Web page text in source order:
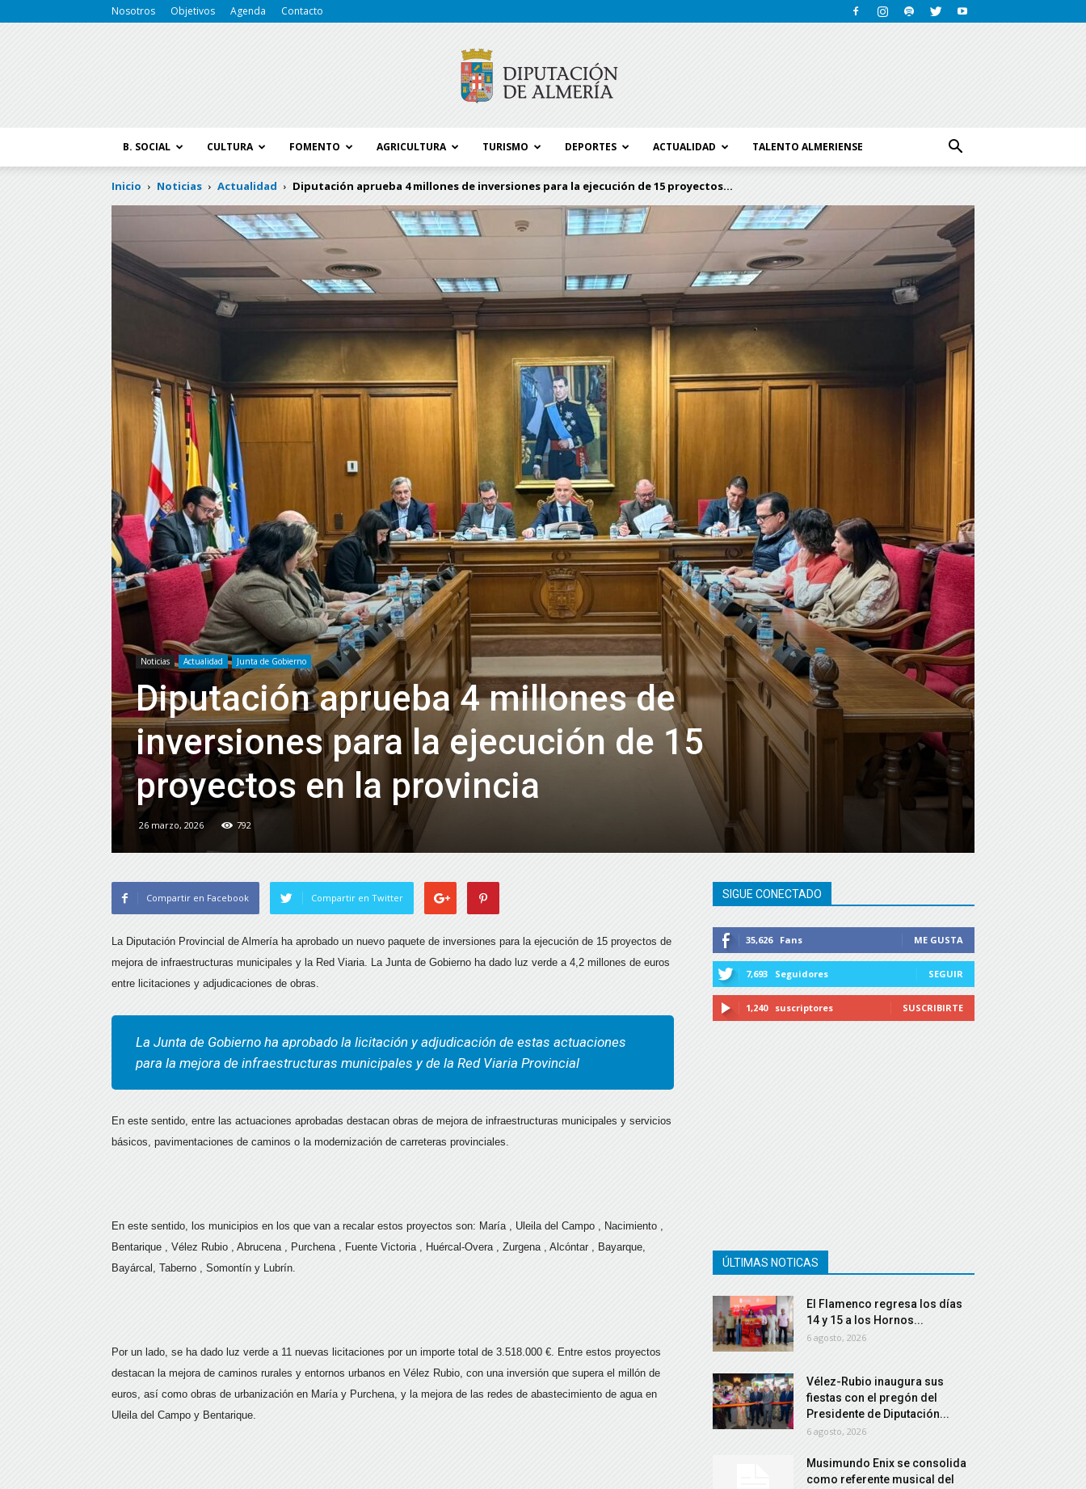
Nosotros Objetivos Agenda Contacto
de
Almería
B. SOCIAL CULTURA FOMENTO AGRICULTURA TURISMO DEPORTES ACTUALIDAD TALENTO ALMERIENSE
Inicio Noticias Actualidad Diputación aprueba 4 millones de inversiones para la ejecución de 15 proyectos...
Noticias Actualidad Junta de Gobierno
Diputación aprueba 4 millones de
inversiones para la ejecución de 15
proyectos en la provincia
26 marzo, 2026 792
Compartir en Facebook Compartir en Twitter
La Diputación Provincial de Almería ha aprobado un nuevo paquete de inversiones para la ejecución de 15 proyectos de
mejora de infraestructuras municipales y la Red Viaria. La Junta de Gobierno ha dado luz verde a 4,2 millones de euros
entre licitaciones y adjudicaciones de obras.
La Junta de Gobierno ha aprobado la licitación y adjudicación de estas actuaciones
para la mejora de infraestructuras municipales y de la Red Viaria Provincial
En este sentido, entre las actuaciones aprobadas destacan obras de mejora de infraestructuras municipales y servicios
básicos, pavimentaciones de caminos o la modernización de carreteras provinciales.
En este sentido, los municipios en los que van a recalar estos proyectos son: María , Uleila del Campo , Nacimiento ,
Bentarique , Vélez Rubio , Abrucena , Purchena , Fuente Victoria , Huércal-Overa , Zurgena , Alcóntar , Bayarque,
Bayárcal, Taberno , Somontín y Lubrín.
Por un lado, se ha dado luz verde a 11 nuevas licitaciones por un importe total de 3.518.000 €. Entre estos proyectos
destacan la mejora de caminos rurales y entornos urbanos en Vélez Rubio, con una inversión que supera el millón de
euros, así como obras de urbanización en María y Purchena, y la mejora de las redes de abastecimiento de agua en
Uleila del Campo y Bentarique.
SIGUE CONECTADO
35,626 Fans ME GUSTA
7,693 Seguidores SEGUIR
1,240 suscriptores SUSCRIBIRTE
ÚLTIMAS NOTICAS
El Flamenco regresa los días
14 y 15 a los Hornos...
6 agosto, 2026
Vélez-Rubio inaugura sus
fiestas con el pregón del
Presidente de Diputación...
6 agosto, 2026
Musimundo Enix se consolida
como referente musical del